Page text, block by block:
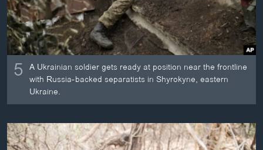
ພາສາອັງກິດ
ວີດີໂອ
ສຽງ
ລາຍການກະຈາຍສຽງ
ລາຍງານ
ຕິດຕາມພວກເຮົາ ທີ່
ພາສາຕ່າງໆ
5 A Ukrainian soldier gets ready at position near the frontline
with Russia-backed separatists in Shyrokyne, eastern
Ukraine.